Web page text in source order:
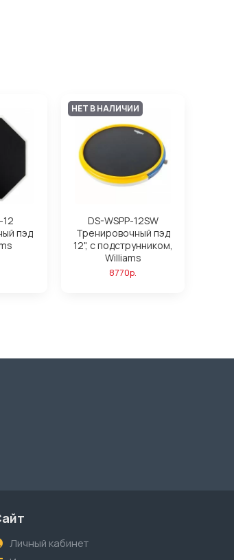
12
пэд
НЕТ В НАЛИЧИИ
DS-WSPP-12SW
Тренировочный пэд
12", с подструнником,
Williams
8770р.
Личный кабинет